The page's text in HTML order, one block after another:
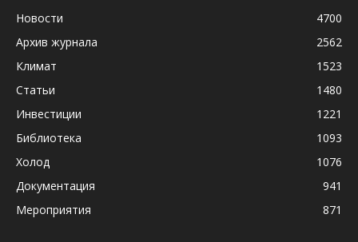
Новости
4700
Архив журнала
2562
Климат
1523
Статьи
1480
Инвестиции
1221
Библиотека
1093
Холод
1076
Документация
941
Мероприятия
871